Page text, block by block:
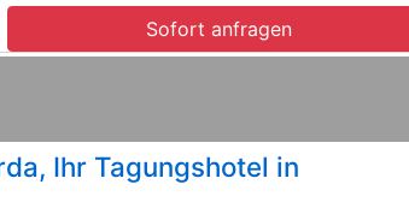
Sofort anfragen
Ihr Tagungshotel in